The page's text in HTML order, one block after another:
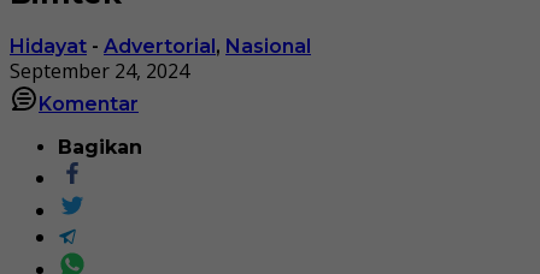
Hidayat - Advertorial, Nasional
September 24, 2024
Komentar
Bagikan